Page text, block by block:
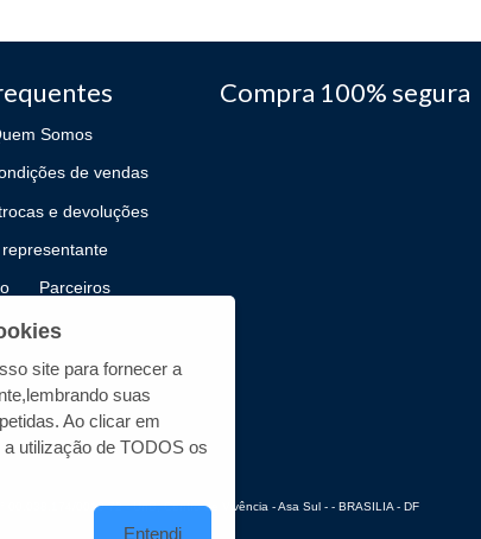
Somos
de vendas
e devoluções
Parceiros
Compra 100% segura
00.038.174/0019-72 - UnB, Centro de Vivência - Asa Sul - - BRASILIA - DF
site para fornecer a
suas
Ao clicar em
a utilização de TODOS os
Entendi